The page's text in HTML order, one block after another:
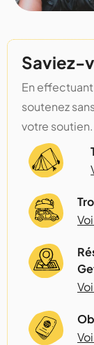
Saviez-
En effectuant
soutenez
votre